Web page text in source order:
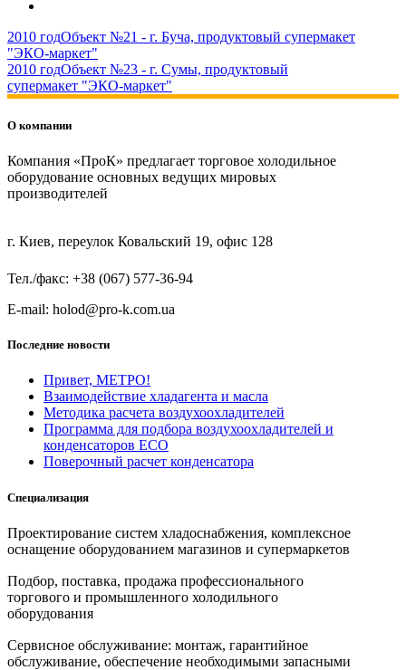
2010 годОбъект №21 - г. Буча, продуктовый супермакет
"ЭКО-маркет"
2010 годОбъект №23 - г. Сумы, продуктовый
супермакет "ЭКО-маркет"
О компании
Компания «ПроК» предлагает торговое холодильное
оборудование основных ведущих мировых
производителей
г. Киев, переулок Ковальский 19, офис 128
Тел./факс: +38 (067) 577-36-94
E-mail: holod@pro-k.com.ua
Последние новости
Привет, МЕТРО!
Взаимодействие хладагента и масла
Методика расчета воздухоохладителей
Программа для подбора воздухоохладителей и
конденсаторов ECO
Поверочный расчет конденсатора
Специализация
Проектирование систем хладоснабжения, комплексное
оснащение оборудованием магазинов и супермаркетов
Подбор, поставка, продажа профессионального
торгового и промышленного холодильного
оборудования
Сервисное обслуживание: монтаж, гарантийное
обслуживание, обеспечение необходимыми запасными